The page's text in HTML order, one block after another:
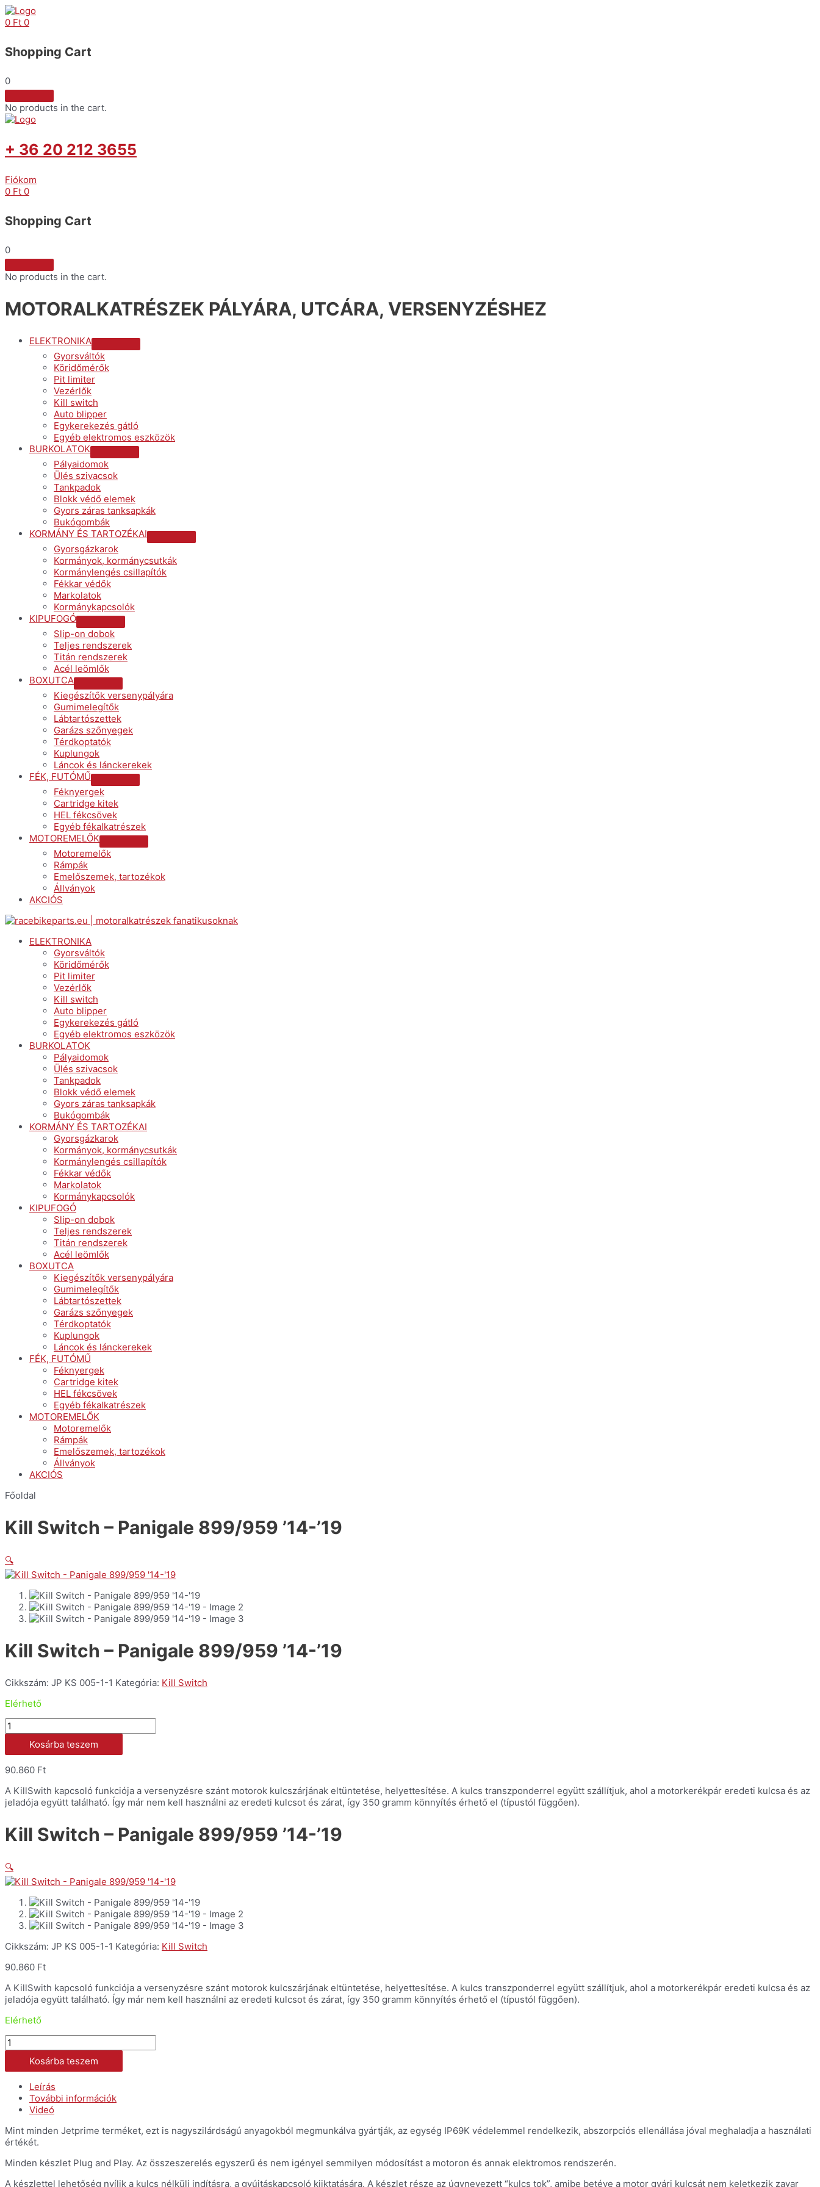
Skip
to
0 Ft 0
Shopping Cart
0
No products in the cart.
+ 36 20 212 3655
Fiókom
0 Ft 0
Shopping Cart
0
No products in the cart.
MOTORALKATRÉSZEK PÁLYÁRA, UTCÁRA, VERSENYZÉSHEZ
ELEKTRONIKA
Menu
Gyorsváltók
Köridőmérők
Pit limiter
Vezérlők
Kill switch
Auto blipper
Egykerekezés gátló
Egyéb elektromos eszközök
BURKOLATOK
Menu
Pályaidomok
Ülés szivacsok
Tankpadok
Blokk védő elemek
Gyors záras tanksapkák
Bukógombák
KORMÁNY ÉS TARTOZÉKAI
Menu
Gyorsgázkarok
Kormányok, kormánycsutkák
Kormánylengés csillapítók
Fékkar védők
Markolatok
Kormánykapcsolók
KIPUFOGÓ
Menu
Toggle
Slip-on dobok
Teljes rendszerek
Titán rendszerek
Acél leömlők
BOXUTCA
Menu
Toggle
Kiegészítők versenypályára
Gumimelegítők
Lábtartószettek
Garázs szőnyegek
Térdkoptatók
Kuplungok
Láncok és lánckerekek
FÉK, FUTÓMŰ
Menu
Féknyergek
Cartridge kitek
HEL fékcsövek
Egyéb fékalkatrészek
MOTOREMELŐK
Menu
Motoremelők
Rámpák
Emelőszemek, tartozékok
Állványok
AKCIÓS
Menu
ELEKTRONIKA
Gyorsváltók
Köridőmérők
Pit limiter
Vezérlők
Kill switch
Auto blipper
Egykerekezés gátló
Egyéb elektromos eszközök
BURKOLATOK
Pályaidomok
Ülés szivacsok
Tankpadok
Blokk védő elemek
Gyors záras tanksapkák
Bukógombák
KORMÁNY ÉS TARTOZÉKAI
Gyorsgázkarok
Kormányok, kormánycsutkák
Kormánylengés csillapítók
Fékkar védők
Markolatok
Kormánykapcsolók
KIPUFOGÓ
Slip-on dobok
Teljes rendszerek
Titán rendszerek
Acél leömlők
BOXUTCA
Kiegészítők versenypályára
Gumimelegítők
Lábtartószettek
Garázs szőnyegek
Térdkoptatók
Kuplungok
Láncok és lánckerekek
FÉK, FUTÓMŰ
Féknyergek
Cartridge kitek
HEL fékcsövek
Egyéb fékalkatrészek
MOTOREMELŐK
Motoremelők
Rámpák
Emelőszemek, tartozékok
Állványok
AKCIÓS
Főoldal
Kill Switch – Panigale 899/959 ’14-’19
🔍
Kill Switch – Panigale 899/959 ’14-’19
Cikkszám: JP KS 005-1-1 Kategória: Kill Switch
Elérhető
Kill
Switch
Panigale
899/959
'19
mennyiség
Kosárba teszem
90.860 Ft
A KillSwith kapcsoló funkciója a versenyzésre szánt motorok kulcszárjának eltüntetése, helyettesítése. A kulcs transzponderrel együtt szállítjuk, ahol a motorkerékpár eredeti kulcsa és az
jeladója együtt található. Így már nem kell használni az eredeti kulcsot és zárat, így 350 gramm könnyítés érhető el (típustól függően).
Kill Switch – Panigale 899/959 ’14-’19
🔍
Cikkszám: JP KS 005-1-1 Kategória: Kill Switch
90.860 Ft
A KillSwith kapcsoló funkciója a versenyzésre szánt motorok kulcszárjának eltüntetése, helyettesítése. A kulcs transzponderrel együtt szállítjuk, ahol a motorkerékpár eredeti kulcsa és az
jeladója együtt található. Így már nem kell használni az eredeti kulcsot és zárat, így 350 gramm könnyítés érhető el (típustól függően).
Elérhető
Kill
Switch
Panigale
899/959
'14-
Kosárba teszem
Leírás
További információk
Videó
Mint minden Jetprime terméket, ezt is nagyszilárdságú anyagokból megmunkálva gyártják, az egység IP69K védelemmel rendelkezik, abszorpciós ellenállása jóval meghaladja a használati
értékét.
Minden készlet Plug and Play. Az összeszerelés egyszerű és nem igényel semmilyen módosítást a motoron és annak elektromos rendszerén.
A készlettel lehetőség nyílik a kulcs nélküli indításra, a gyújtáskapcsoló kiiktatására. A készlet része az úgynevezett “kulcs tok”, amibe betéve a motor gyári kulcsát nem keletkezik zavar